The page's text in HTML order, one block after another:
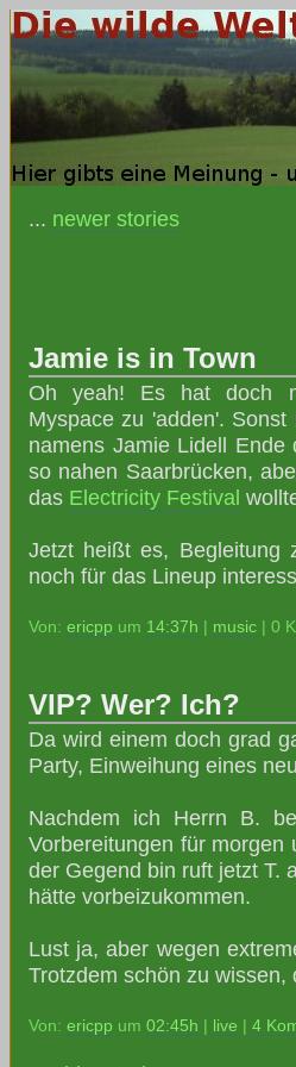
... newer stories
Jamie is in Town
Oh yeah! Es hat doch
Myspace zu 'adden'.
namens Jamie Lidell
so nahen Saarbrücken,
das Electricity Festival
Jetzt heißt es, Begleitung
noch für das Lineup
Von: ericpp um 14:37h music | 0
VIP? Wer? Ich?
Da wird einem doch grad
Party, Einweihung eines
Nachdem ich Herrn B.
Vorbereitungen für
der Gegend bin ruft jetzt T.
hätte vorbeizukommen.
Lust ja, aber wegen
Trotzdem schön zu
Von: ericpp um 02:45h live 4